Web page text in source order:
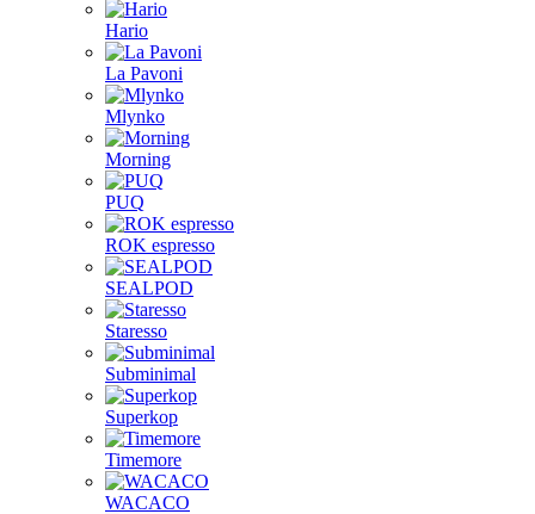
Hario
La Pavoni
Mlynko
Morning
PUQ
ROK espresso
SEALPOD
Staresso
Subminimal
Superkop
Timemore
WACACO